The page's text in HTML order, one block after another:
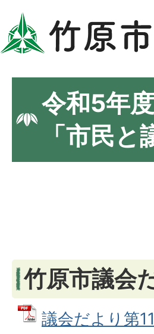
令和5年
「市民と
竹原市議会
議会だより第